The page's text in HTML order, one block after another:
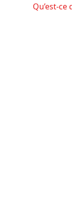
Qu’est-ce